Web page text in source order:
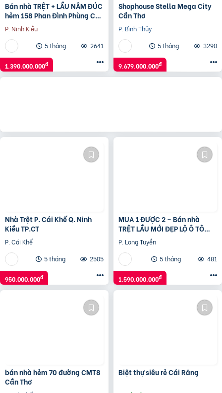
Bán nhà TRỆT + LẦU NÂM ĐÚC
hẻm 158 Phan Đình Phùng Cần
Thơ
P. Ninh Kiều
5 tháng
2641
1.390.000.000đ
Shophouse Stella Mega City
Cần Thơ
P. Bình Thủy
5 tháng
3290
9.679.000.000đ
Nhà Trệt P. Cái Khế Q. Ninh
Kiều TP.CT
P. Cái Khế
5 tháng
2505
950.000.000đ
MUA 1 ĐƯỢC 2 – Bán nhà
TRỆT LẦU MỚI ĐẸP LỘ Ô TÔ
CPXD
P. Long Tuyền
5 tháng
481
1.590.000.000đ
bán nhà hẻm 70 đường CMT8
Cần Thơ
Biệt thự siêu rẻ Cái Răng